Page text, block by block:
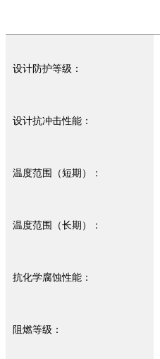
设计防护等级：
设计抗冲击性能：
温度范围（短期）：
温度范围（长期）：
抗化学腐蚀性能：
阻燃等级：